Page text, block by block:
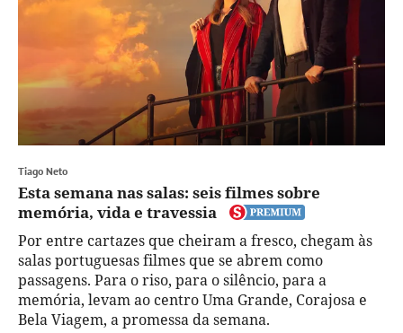
Tiago Neto
Esta semana nas salas: seis filmes sobre
memória, vida e travessia
Por entre cartazes que cheiram a fresco, chegam às
salas portuguesas filmes que se abrem como
passagens. Para o riso, para o silêncio, para a
memória, levam ao centro Uma Grande, Corajosa e
Bela Viagem, a promessa da semana.